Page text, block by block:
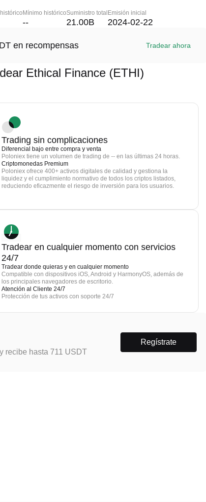
Mínimo histórico
--
Suministro total
21.00B
Emisión inicial
2024-02-22
en recompensas Tradear ahora
Ethical Finance (ETHI)
Trading sin complicaciones
Diferencial bajo entre compra y venta
Poloniex tiene un volumen de trading de -- en las últimas 24 horas.
Criptomonedas Premium
Poloniex ofrece 400+ activos digitales de calidad y gestiona la
liquidez y el cumplimiento normativo de todos los criptos listados,
reduciendo eficazmente el riesgo de inversión para los usuarios.
Tradear en cualquier momento con servicios
24/7
Tradear donde quieras y en cualquier momento
Compatible con dispositivos iOS, Android y HarmonyOS, además de
los principales navegadores de escritorio.
Atención al Cliente 24/7
Protección de tus activos con soporte 24/7
recibe hasta 711 USDT
Regístrate